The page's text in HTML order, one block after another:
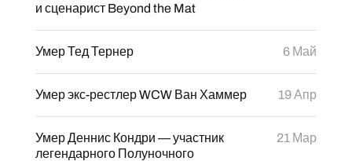
и сценарист Beyond the Mat
Умер Тед Тернер 6 Май
Умер экс-рестлер WCW Ван Хаммер 19 Апр
Умер Деннис Кондри — участник
легендарного Полуночного
21 Мар